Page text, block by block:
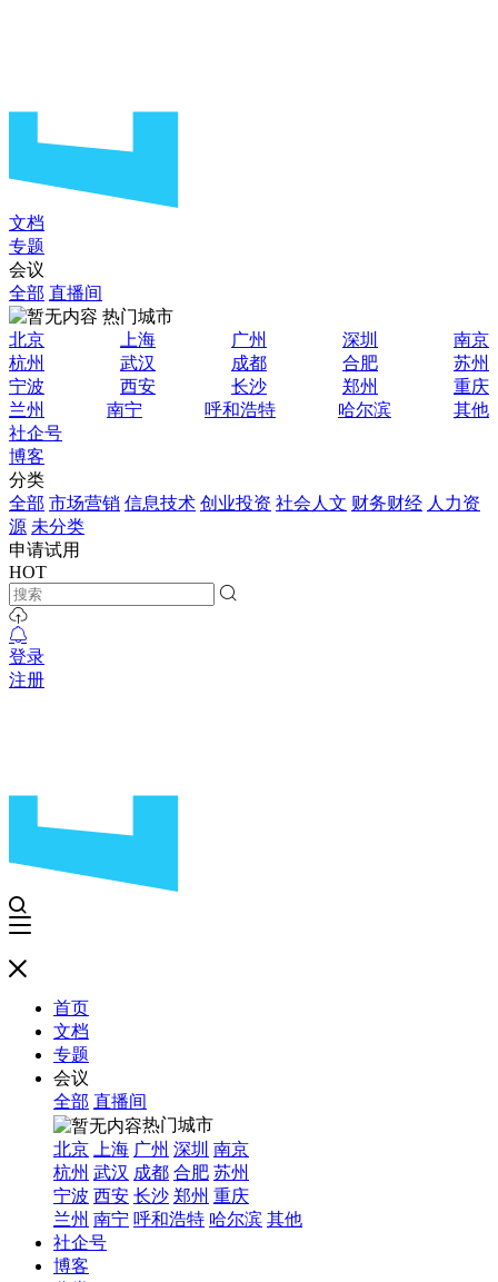
文档
专题
会议
全部 直播间
热门城市
北京
上海 广州 深圳
南京
杭州
武汉 成都 合肥
苏州
宁波
西安 长沙 郑州
重庆
兰州
南宁 呼和浩特 哈尔滨
其他
社企号
博客
分类
全部 市场营销 信息技术 创业投资 社会人文 财务财经 人力资
源 未分类
申请试用
HOT
登录
注册
首页
文档
专题
会议
全部 直播间
热门城市
北京
上海 广州 深圳 南京
杭州 武汉 成都 合肥 苏州
宁波 西安 长沙 郑州 重庆
兰州 南宁 呼和浩特 哈尔滨 其他
社企号
博客